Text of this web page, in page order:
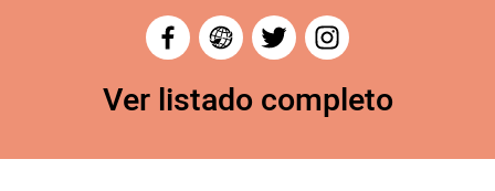
Ver listado completo